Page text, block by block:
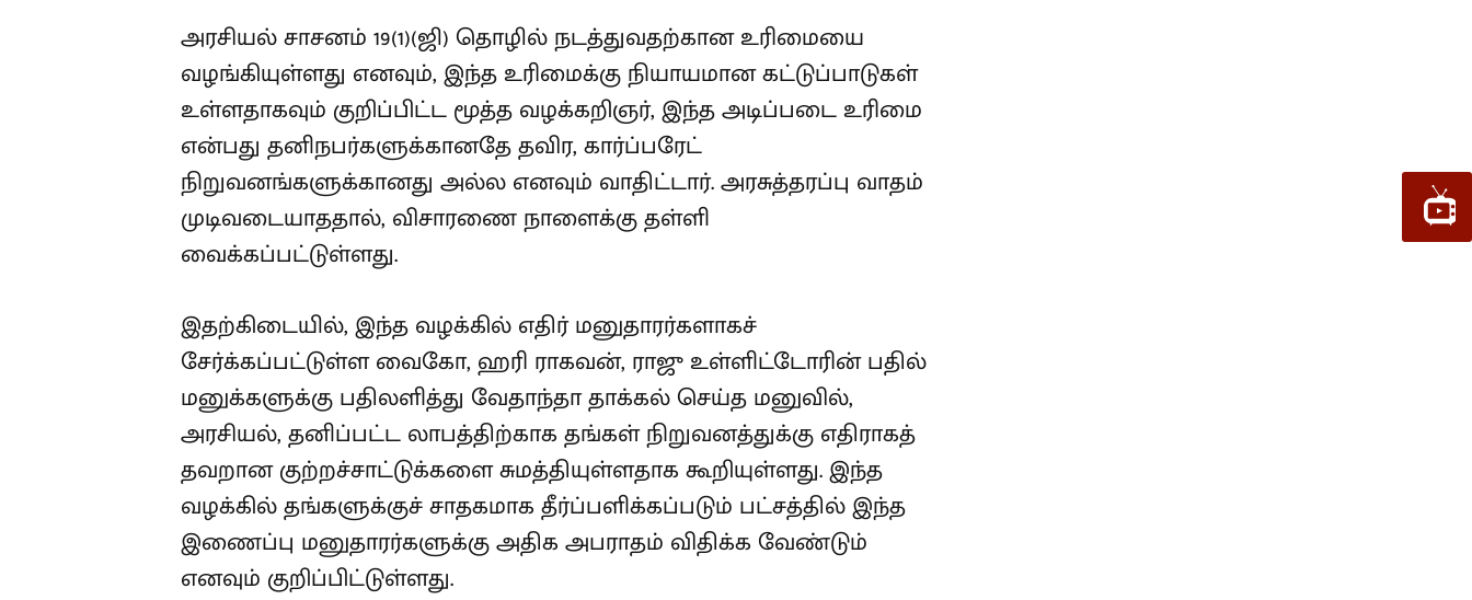
அரசியல் சாசனம் 19(1)(ஜி) தொழில் நடத்துவதற்கான உரிமையை
வழங்கியுள்ளது எனவும், இந்த உரிமைக்கு நியாயமான கட்டுப்பாடுகள்
உள்ளதாகவும் குறிப்பிட்ட மூத்த வழக்கறிஞர், இந்த அடிப்படை உரிமை
என்பது தனிநபர்களுக்கானதே தவிர, கார்ப்பரேட்
நிறுவனங்களுக்கானது அல்ல எனவும் வாதிட்டார். அரசுத்தரப்பு வாதம்
முடிவடையாததால், விசாரணை நாளைக்கு தள்ளி
வைக்கப்பட்டுள்ளது.
இதற்கிடையில், இந்த வழக்கில் எதிர் மனுதாரர்களாகச்
சேர்க்கப்பட்டுள்ள வைகோ, ஹரி ராகவன், ராஜு உள்ளிட்டோரின் பதில்
மனுக்களுக்கு பதிலளித்து வேதாந்தா தாக்கல் செய்த மனுவில்,
அரசியல், தனிப்பட்ட லாபத்திற்காக தங்கள் நிறுவனத்துக்கு எதிராகத்
தவறான குற்றச்சாட்டுக்களை சுமத்தியுள்ளதாக கூறியுள்ளது. இந்த
வழக்கில் தங்களுக்குச் சாதகமாக தீர்ப்பளிக்கப்படும் பட்சத்தில் இந்த
இணைப்பு மனுதாரர்களுக்கு அதிக அபராதம் விதிக்க வேண்டும்
எனவும் குறிப்பிட்டுள்ளது.